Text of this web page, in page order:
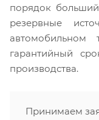
порядок
резервные
автомобильном
гарантийный
производства.
Принимаем